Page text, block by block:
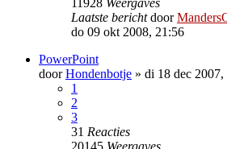
Laatste berichtdoor
do 09 okt 2008, 21:56
PowerPoint
doorHondenbotje » di 18 dec 2007,
1
2
3
31 Reacties
20145 Weergaves